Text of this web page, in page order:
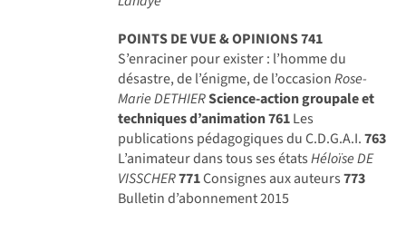
POINTS DE VUE & OPINIONS741
S’enraciner pour exister : l’homme du
désastre, de l’énigme, de l’occasionRose-
Marie DETHIERScience-action groupale et
techniques d’animation761Les
publications pédagogiques du C.D.G.A.I.763
L’animateur dans tous ses étatsHéloïse DE
VISSCHER771Consignes aux auteurs773
Bulletin d’abonnement 2015